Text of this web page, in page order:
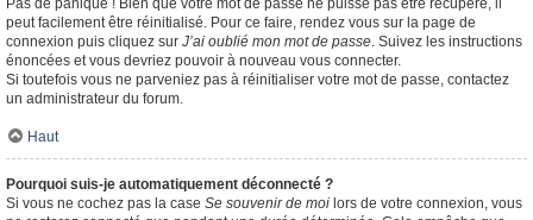
Pas de panique ! Bien que votre mot de passe ne puisse pas être récupéré, il
peut facilement être réinitialisé. Pour ce faire, rendez vous sur la page de
connexion puis cliquez sur J’ai oublié mon mot de passe. Suivez les instructions
énoncées et vous devriez pouvoir à nouveau vous connecter.
Si toutefois vous ne parveniez pas à réinitialiser votre mot de passe, contactez
un administrateur du forum.
Haut
Pourquoi suis-je automatiquement déconnecté ?
Si vous ne cochez pas la case Se souvenir de moi lors de votre connexion, vous